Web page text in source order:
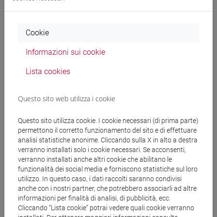
contestualizzazione e un'autonoma fruizione dei
(specialmente letteraria) greca e latina, e per
d'oggi.
Materiali didattici caricati in Moodle.
Modalità di verifica dell'apprendimento
Lavoro di gruppo e colloquio individuale su
argomenti e materiali forniti dal docente. Le
Cookie
Informazioni sui cookie
Lista cookies
Questo sito web utilizza i cookie
Questo sito utilizza cookie. I cookie necessari (di prima parte)
permettono il corretto funzionamento del sito e di effettuare
analisi statistiche anonime. Cliccando sulla X in alto a destra
verranno installati solo i cookie necessari. Se acconsenti,
verranno installati anche altri cookie che abilitano le
funzionalità dei social media e forniscono statistiche sul loro
utilizzo. In questo caso, i dati raccolti saranno condivisi
anche con i nostri partner, che potrebbero associarli ad altre
informazioni per finalità di analisi, di pubblicità, ecc.
Cliccando “Lista cookie” potrai vedere quali cookie verranno